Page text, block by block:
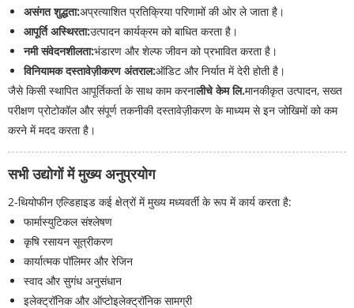
असंगत शुद्धता:अप्रत्याशित प्रतिक्रिया परिणामों की ओर ले जाता है।
आपूर्ति अस्थिरता:उत्पादन कार्यक्रम को बाधित करता है।
नमी संवेदनशीलता:भंडारण और शेल्फ जीवन को प्रभावित करता है।
विनियामक दस्तावेज़ीकरण अंतराल:ऑडिट और निर्यात में देरी होती है।
जैसे किसी स्थापित आपूर्तिकर्ता के साथ काम करनालीचे केम लि.मानकीकृत उत्पादन, सख्त
परीक्षण प्रोटोकॉल और संपूर्ण तकनीकी दस्तावेज़ीकरण के माध्यम से इन जोखिमों को कम
करने में मदद करता है।
सभी उद्योगों में मुख्य अनुप्रयोग
2-थियोफीन एल्डिहाइड कई क्षेत्रों में मुख्य मध्यवर्ती के रूप में कार्य करता है:
फार्मास्युटिकल संश्लेषण
कृषि रसायन सूत्रीकरण
कार्यात्मक पॉलिमर और रेजिन
स्वाद और सुगंध अनुसंधान
इलेक्ट्रॉनिक और ऑप्टोइलेक्ट्रॉनिक सामग्री